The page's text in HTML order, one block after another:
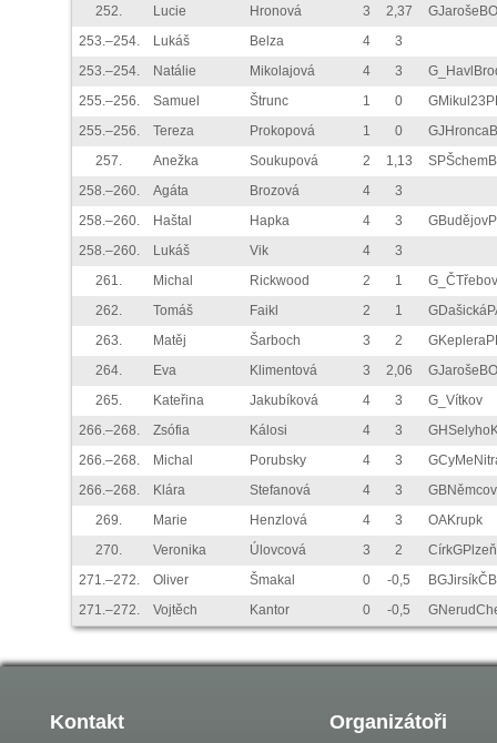
252. Lucie Hronová 3 2,37
GJarošeBO
253.–254.
Lukáš Belza 4
3
253.–254.
Natálie Mikolajová 4 3
255.–256.
Samuel Štrunc 1 0
255.–256.
Tereza Prokopová 1 0
257.
Anežka Soukupová 2 1,13
258.–260.
Agáta Brozová 4
3
258.–260.
Haštal Hapka 4 3
258.–260.
Lukáš Vik 4
3
261.
Michal Rickwood 2 1
262.
Tomáš Faikl 2 1
263.
Matěj Šarboch 3 2
264.
Eva Klimentová 3 2,06
GJarošeBO
265.
Kateřina Jakubíková 4 3
G_Vítkov
266.–268.
Zsófia Kálosi 4 3
266.–268.
Michal Porubsky 4 3
266.–268.
Klára Stefanová 4 3
269.
Marie Henzlová 4 3
OAKrupk
270.
Veronika Úlovcová 3 2
CírkGPlzeň
271.–272.
Oliver Šmakal 0 -0,5
BGJirsíkČB
271.–272.
Vojtěch Kantor 0 -0,5
Kontakt Organizátoři